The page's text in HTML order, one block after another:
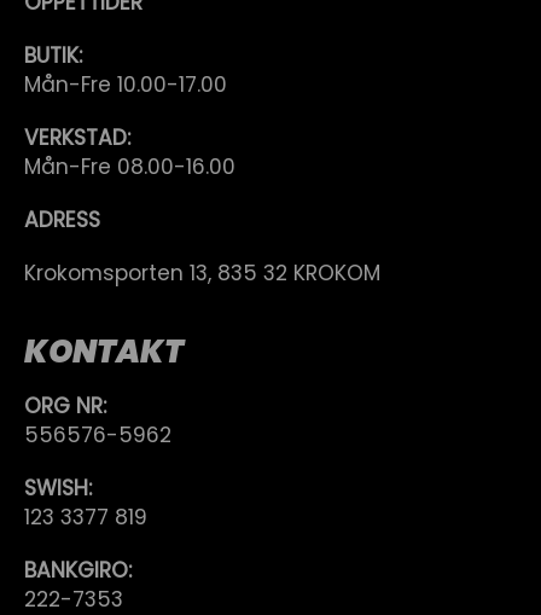
BUTIK:
Mån-Fre 10.00-17.00
VERKSTAD:
Mån-Fre 08.00-16.00
ADRESS
Krokomsporten 13, 835 32 KROKOM
KONTAKT
ORG NR:
556576-5962
SWISH:
123 3377 819
BANKGIRO:
222-7353